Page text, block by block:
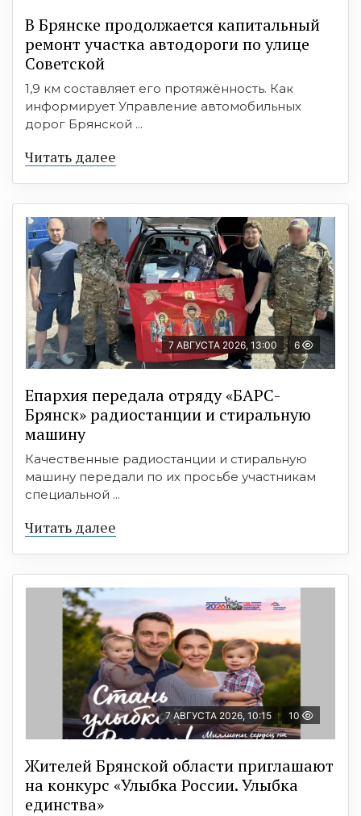
В Брянске продолжается капитальный
ремонт участка автодороги по улице
Советской
1,9 км составляет его протяжённость. Как
информирует Управление автомобильных
дорог Брянской ...
Читать далее
7 АВГУСТА 2026, 13:00 6
Епархия передала отряду «БАРС-
Брянск» радиостанции и стиральную
машину
Качественные радиостанции и стиральную
машину передали по их просьбе участникам
специальной ...
Читать далее
7 АВГУСТА 2026, 10:15 10
Жителей Брянской области приглашают
на конкурс «Улыбка России. Улыбка
единства»